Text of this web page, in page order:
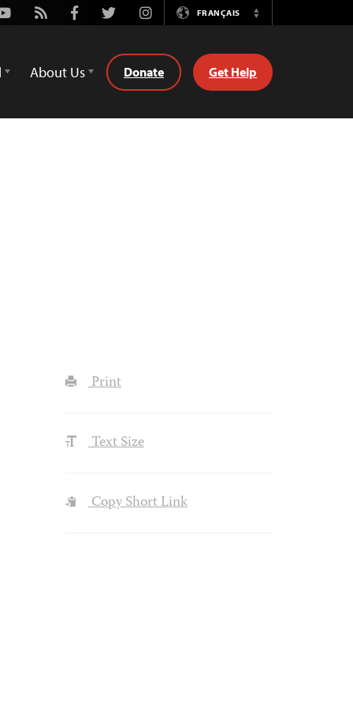
Rss FacebookTwitterInstagramFRANÇAIS
Switch
About Us Donate Get Help
Print
Text Size
Copy Short Link